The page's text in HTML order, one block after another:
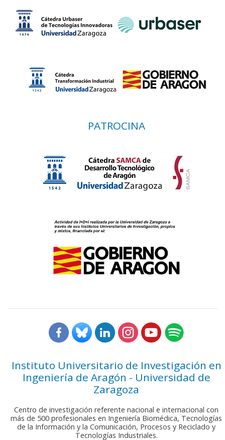
PATROCINA
Instituto Universitario de Investigación en
Ingeniería de Aragón - Universidad de
Zaragoza
Centro de investigación referente nacional e internacional con
más de 500 profesionales en Ingeniería Biomédica, Tecnologías
de la Información y la Comunicación, Procesos y Reciclado y
Tecnologías Industriales.